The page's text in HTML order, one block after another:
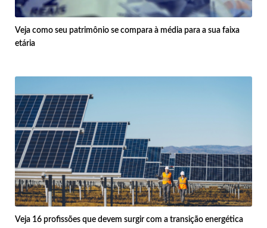
Veja como seu patrimônio se compara à média para a sua faixa
etária
Veja 16 profissões que devem surgir com a transição energética